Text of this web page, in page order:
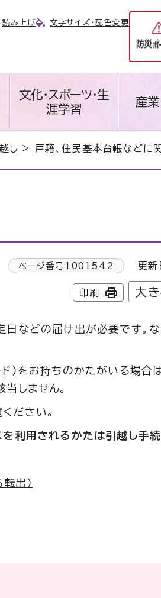
読み上げ 文字サイズ・配色変更
文化・スポーツ・生
涯学習
産業
し > 戸籍、住民基本台帳などに
ページ番号 1001542 更新
印刷 大
などの届け出が必要です。
）をお持ちのかたがいる場合
しません。
ださい。
利用されるかたは引越し手
出）